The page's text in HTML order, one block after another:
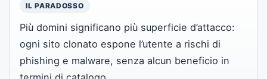
IL PARADOSSO
Più domini significano più superficie d’attacco:
ogni sito clonato espone l’utente a rischi di
phishing e malware, senza alcun beneficio in